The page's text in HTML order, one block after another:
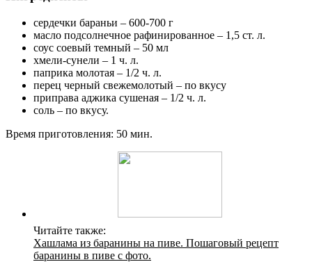
сердечки бараньи – 600-700 г
масло подсолнечное рафинированное – 1,5 ст. л.
соус соевый темный – 50 мл
хмели-сунели – 1 ч. л.
паприка молотая – 1/2 ч. л.
перец черный свежемолотый – по вкусу
приправа аджика сушеная – 1/2 ч. л.
соль – по вкусу.
Время приготовления: 50 мин.
Читайте также:
Хашлама из баранины на пиве. Пошаговый рецепт
баранины в пиве с фото.